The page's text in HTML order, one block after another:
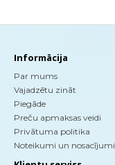
Informācija
Par mums
Vajadzētu zināt
Piegāde
Preču apmaksas veidi
Privātuma politika
Noteikumi un nosacījumi